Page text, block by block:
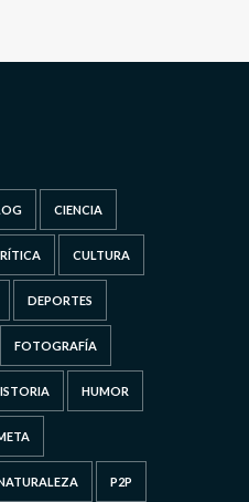
CIENCIA
CULTURA
DEPORTES
FOTOGRAFÍA
HUMOR
P2P